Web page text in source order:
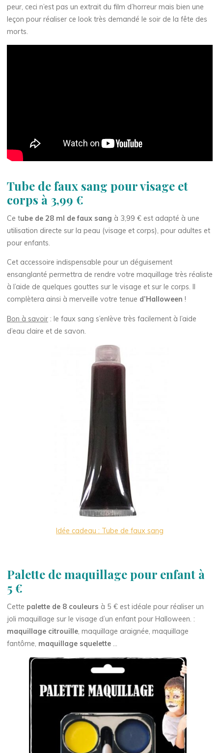
peur, ceci n’est pas un extrait du film d’horreur mais bien une
leçon pour réaliser ce look très demandé le soir de la fête des
morts.
Tube de faux sang pour visage et
corps à 3,99 €
Ce tube de 28 ml de faux sang à 3,99 € est adapté à une
utilisation directe sur la peau (visage et corps), pour adultes et
pour enfants.
Cet accessoire indispensable pour un déguisement
ensanglanté permettra de rendre votre maquillage très réaliste
à l’aide de quelques gouttes sur le visage et sur le corps. Il
complètera ainsi à merveille votre tenue d’Halloween!
Bon à savoir : le faux sang s’enlève très facilement à l’aide
d’eau claire et de savon.
Idée cadeau : Tube de faux sang
Palette de maquillage pour enfant à
5 €
Cette palette de 8 couleurs à 5 € est idéale pour réaliser un
joli maquillage sur le visage d’un enfant pour Halloween. :
maquillage citrouille, maquillage araignée, maquillage
fantôme, maquillage squelette …